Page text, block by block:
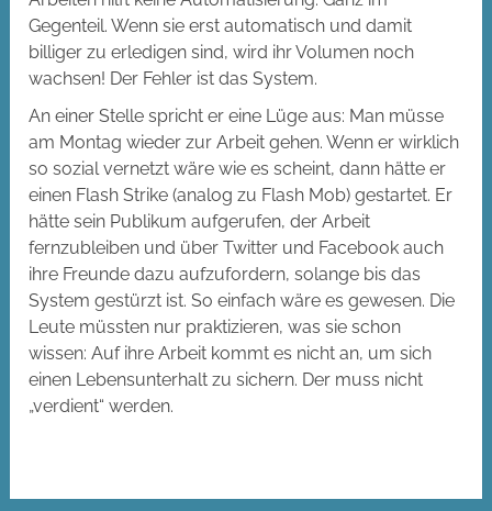
Gegenteil. Wenn sie erst automatisch und damit
billiger zu erledigen sind, wird ihr Volumen noch
wachsen! Der Fehler ist das System.
An einer Stelle spricht er eine Lüge aus: Man müsse
am Montag wieder zur Arbeit gehen. Wenn er wirklich
so sozial vernetzt wäre wie es scheint, dann hätte er
einen Flash Strike (analog zu Flash Mob) gestartet. Er
hätte sein Publikum aufgerufen, der Arbeit
fernzubleiben und über Twitter und Facebook auch
ihre Freunde dazu aufzufordern, solange bis das
System gestürzt ist. So einfach wäre es gewesen. Die
Leute müssten nur praktizieren, was sie schon
wissen: Auf ihre Arbeit kommt es nicht an, um sich
einen Lebensunterhalt zu sichern. Der muss nicht
„verdient“ werden.